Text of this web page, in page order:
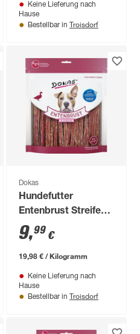
Keine Lieferung nach
Hause
Bestellbar in Troisdorf
Dokas
Hundefutter
Entenbrust Streifen
500 g
9,99 €
19,98 € / Kilogramm
Keine Lieferung nach
Hause
Bestellbar in Troisdorf